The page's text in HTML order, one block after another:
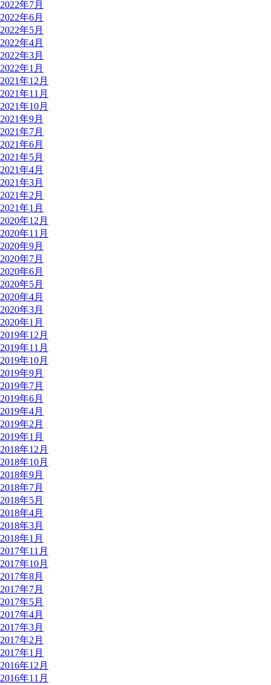
2022年7月
2022年6月
2022年5月
2022年4月
2022年3月
2022年1月
2021年12月
2021年11月
2021年10月
2021年9月
2021年7月
2021年6月
2021年5月
2021年4月
2021年3月
2021年2月
2021年1月
2020年12月
2020年11月
2020年9月
2020年7月
2020年6月
2020年5月
2020年4月
2020年3月
2020年1月
2019年12月
2019年11月
2019年10月
2019年9月
2019年7月
2019年6月
2019年4月
2019年2月
2019年1月
2018年12月
2018年10月
2018年9月
2018年7月
2018年5月
2018年4月
2018年3月
2018年1月
2017年11月
2017年10月
2017年8月
2017年7月
2017年5月
2017年4月
2017年3月
2017年2月
2017年1月
2016年12月
2016年11月